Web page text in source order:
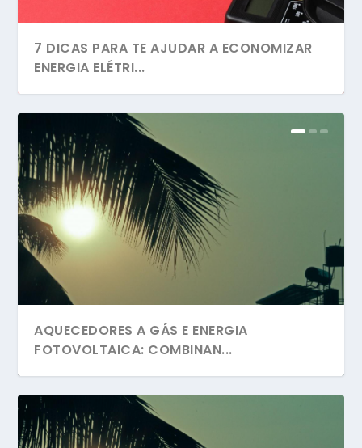
7 DICAS PARA TE AJUDAR A ECONOMIZAR
ENERGIA ELÉTRI...
AQUECEDORES A GÁS E ENERGIA
FOTOVOLTAICA: COMBINAN...